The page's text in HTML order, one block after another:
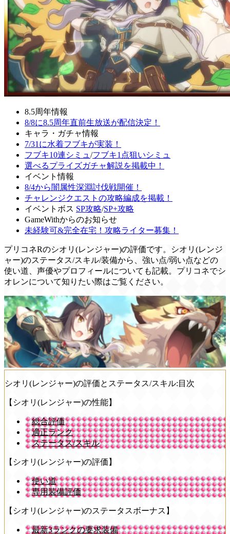
8.5周年情報
8/8に8.5周年直前生放送が配信決定！
キャラ・ガチャ情報
7/31に水着フブキが実装！
フブキ10連シミュ /フブキ1点狙いシミュ
選べるプライズガチャ解説を掲載中！
イベント情報
8/4から闇属性深淵討伐戦開催！
チャレンジクエストの攻略編成を掲載！
イベントボス SP攻略/SP+攻略
GameWithからのお知らせ
未経験可&完全在宅！攻略ライター募集！
プリコネRのシオリ(レンジャー)の評価です。シオリ(レンジ
ャー)のステータス/スキル/装備から、強い点/弱い点などの
使い道、声優やプロフィールについても記載。プリコネでシ
オレンについて知りたい際はご覧ください。
シオリ(レンジャー)の評価とステータス/スキル:目次
【シオリ(レンジャー)の性能】
総合評価
適正ランク
ステータス/スキル
【シオリ(レンジャー)の評価】
使い道
専用装備評価
【シオリ(レンジャー)のステータスボーナス】
最新3ランクの要求装備